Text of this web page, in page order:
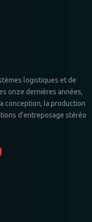
logistiques et de
onze dernières années,
conception, la production
d'entreposage stéréo